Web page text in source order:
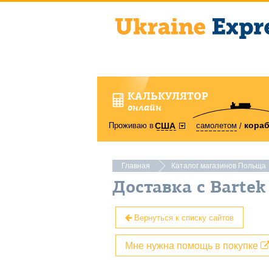
КАЛЬКУЛЯТОР
онлайн
Проживаю вСША самолетом
Главная Каталог магазинов Польща
Доставка с
Вернуться к списку сайтов
Мне нужна помощь в покупке